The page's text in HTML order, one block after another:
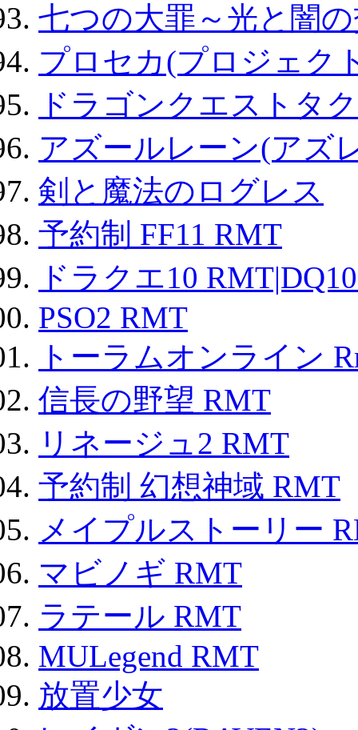
七つの大罪～光と闇
プロセカ(プロジェク
ドラゴンクエストタ
アズールレーン(アズ
剣と魔法のログレス
予約制 FF11 RMT
ドラクエ10
PSO2 RMT
トーラムオンライン
信長の野望 RMT
リネージュ2 RMT
予約制 幻想神域 RMT
メイプルストーリー
マビノギ RMT
ラテール RMT
MULegend RMT
放置少女